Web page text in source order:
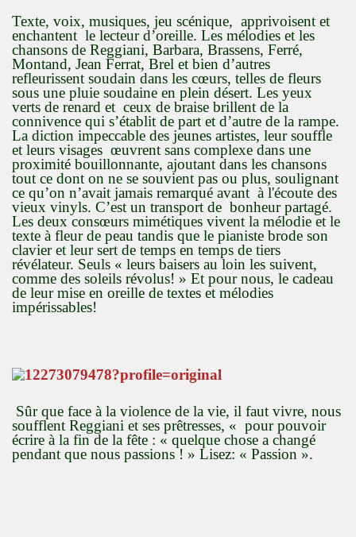
Texte, voix, musiques, jeu scénique, apprivoisent et
enchantent le lecteur d’oreille. Les mélodies et les
chansons de Reggiani, Barbara, Brassens, Ferré,
Montand, Jean Ferrat, Brel et bien d’autres
refleurissent soudain dans les cœurs, telles de fleurs
sous une pluie soudaine en plein désert. Les yeux
verts de renard et ceux de braise brillent de la
connivence qui s’établit de part et d’autre de la rampe.
La diction impeccable des jeunes artistes, leur souffle
et leurs visages œuvrent sans complexe dans une
proximité bouillonnante, ajoutant dans les chansons
tout ce dont on ne se souvient pas ou plus, soulignant
ce qu’on n’avait jamais remarqué avant à l'écoute des
vieux vinyls. C’est un transport de bonheur partagé.
Les deux consœurs mimétiques vivent la mélodie et le
texte à fleur de peau tandis que le pianiste brode son
clavier et leur sert de temps en temps de tiers
révélateur. Seuls « leurs baisers au loin les suivent,
comme des soleils révolus! » Et pour nous, le cadeau
de leur mise en oreille de textes et mélodies
impérissables!
Sûr que face à la violence de la vie, il faut vivre, nous
soufflent Reggiani et ses prêtresses, « pour pouvoir
écrire à la fin de la fête : « quelque chose a changé
pendant que nous passions ! » Lisez: « Passion ».